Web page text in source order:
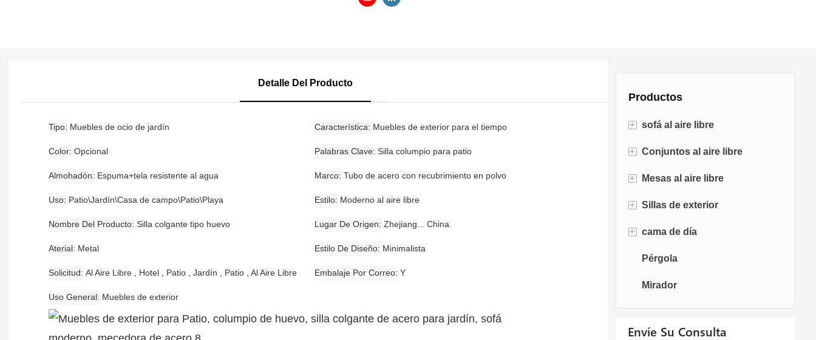
Productos
+ sofá al aire libre
Sofá de ratán
Sofá de cuerda
Sofá de aluminio
Sofá de tela
Sofá de teca
+ Conjuntos al aire libre
Conjuntos de bistró
Conjuntos de conversación
Juegos de comedor
+ Mesas al aire libre
Mesas para fogatas
Mesas de comedor
+ Sillas de exterior
Sillas de comedor
Sillas columpios
Sillas de huevo
+ cama de día
Tumbona
Chaise Lounge
Pérgola
Mirador
Envíe Su Consulta
Detalle Del Producto
Tipo Muebles de ocio de jardín Característica Muebles de exterior para el tiempo
Color Opcional Palabras Clave Silla columpio para patio
Almohadón Espuma+tela resistente al agua Marco Tubo de acero con recubrimiento en polvo
Uso Patio\Jardín\Casa de campo\Patio\Playa Estilo Moderno al aire libre
Nombre Del Producto Silla colgante tipo huevo Lugar De Origen Zhejiang... China
Aterial Metal Estilo De Diseño Minimalista
Solicitud Al Aire Libre , Hotel , Patio , Jardín , Patio , Al Aire Libre Embalaje Por Correo Y
Uso General Muebles de exterior